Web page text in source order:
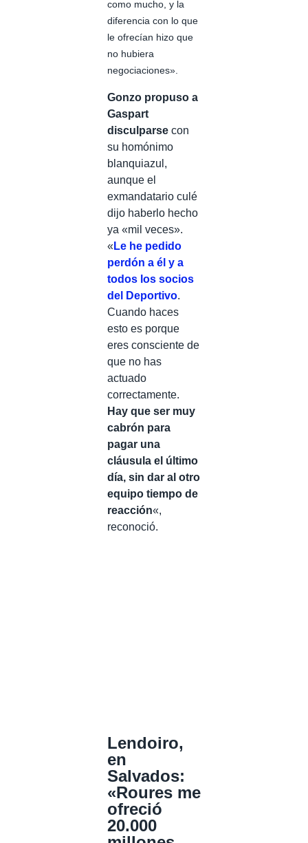
como mucho, y la
diferencia con lo que
le ofrecían hizo que
no hubiera
negociaciones».
Gonzo propuso a
Gaspart
disculparse con
su homónimo
blanquiazul,
aunque el
exmandatario culé
dijo haberlo hecho
ya «mil veces».
« Le he pedido
perdón a él y a
todos los socios
del Deportivo.
Cuando haces
esto es porque
eres consciente de
que no has
actuado
correctamente.
Hay que ser muy
cabrón para
pagar una
cláusula el último
día, sin dar al otro
equipo tiempo de
reacción«,
reconoció.
Lendoiro,
en
Salvados:
«Roures me
ofreció
20.000